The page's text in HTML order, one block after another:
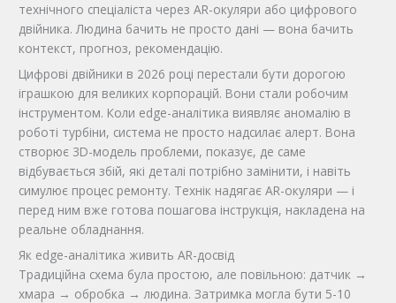
технічного спеціаліста через AR-окуляри або цифрового
двійника. Людина бачить не просто дані — вона бачить
контекст, прогноз, рекомендацію.
Цифрові двійники в 2026 році перестали бути дорогою
іграшкою для великих корпорацій. Вони стали робочим
інструментом. Коли edge-аналітика виявляє аномалію в
роботі турбіни, система не просто надсилає алерт. Вона
створює 3D-модель проблеми, показує, де саме
відбувається збій, які деталі потрібно замінити, і навіть
симулює процес ремонту. Технік надягає AR-окуляри — і
перед ним вже готова пошагова інструкція, накладена на
реальне обладнання.
Як edge-аналітика живить AR-досвід
Традиційна схема була простою, але повільною: датчик →
хмара → обробка → людина. Затримка могла бути 5-10